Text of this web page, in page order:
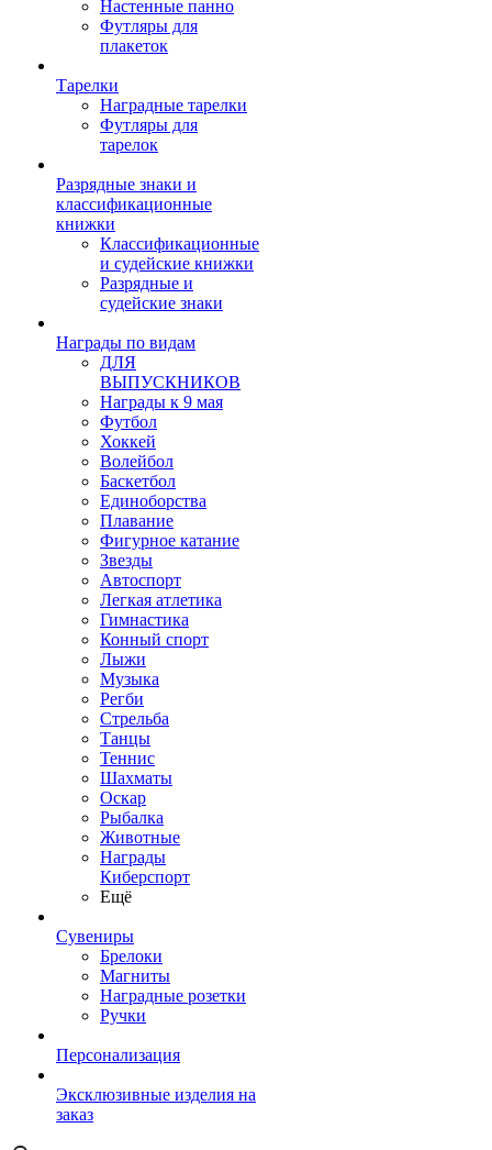
Настенные панно
Футляры для
плакеток
Тарелки
Наградные тарелки
Футляры для
тарелок
Разрядные знаки и
классификационные
книжки
Классификационные
и судейские книжки
Разрядные и
судейские знаки
Награды по видам
ДЛЯ
ВЫПУСКНИКОВ
Награды к 9 мая
Футбол
Хоккей
Волейбол
Баскетбол
Единоборства
Плавание
Фигурное катание
Звезды
Автоспорт
Легкая атлетика
Гимнастика
Конный спорт
Лыжи
Музыка
Регби
Стрельба
Танцы
Теннис
Шахматы
Оскар
Рыбалка
Животные
Награды
Киберспорт
Ещё
Сувениры
Брелоки
Магниты
Наградные розетки
Ручки
Персонализация
Эксклюзивные изделия на
заказ